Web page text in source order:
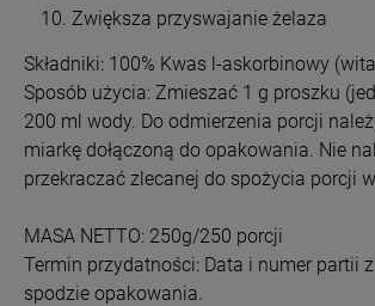
Zwiększa przyswajanie żelaza
Składniki: 100% Kwas l-askorbinowy
Sposób użycia: Zmieszać 1 g proszku
200 ml wody. Do odmierzenia porcji
miarkę dołączoną do opakowania. Nie
przekraczać zlecanej do spożycia porcji
MASA NETTO: 250g/250 porcji
Termin przydatności: Data i numer partii
spodzie opakowania.